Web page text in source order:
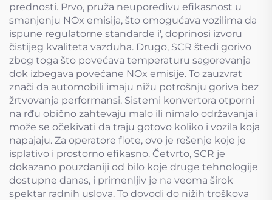
prednosti. Prvo, pruža neuporedivu efikasnost u
smanjenju NOx emisija, što omogućava vozilima da
ispune regulatorne standarde i', doprinosi izvoru
čistijeg kvaliteta vazduha. Drugo, SCR štedi gorivo
zbog toga što povećava temperaturu sagorevanja
dok izbegava povećane NOx emisije. To zauzvrat
znači da automobili imaju nižu potrošnju goriva bez
žrtvovanja performansi. Sistemi konvertora otporni
na rđu obično zahtevaju malo ili nimalo održavanja i
može se očekivati da traju gotovo koliko i vozila koja
napajaju. Za operatore flote, ovo je rešenje koje je
isplativo i prostorno efikasno. Četvrto, SCR je
dokazano pouzdaniji od bilo koje druge tehnologije
dostupne danas, i primenljiv je na veoma širok
spektar radnih uslova. To dovodi do nižih troškova